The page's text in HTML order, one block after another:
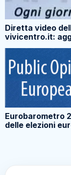
Diretta video
vivicentro.it:
Eurobarometro
delle elezioni